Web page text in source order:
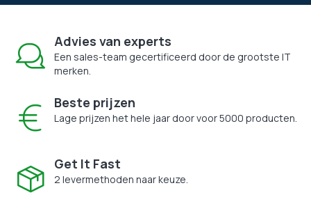
Advies van experts
Een sales-team gecertificeerd door de grootste IT
merken.
Beste prijzen
Lage prijzen het hele jaar door voor 5000 producten.
Get It Fast
2 levermethoden naar keuze.